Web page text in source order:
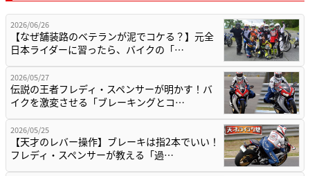
2026/06/26
【なぜ舗装路のベテランが泥でコケる？】元全
日本ライダーに習ったら、バイクの「…
2026/05/27
伝説の王者フレディ・スペンサーが明かす！バ
イクを激変させる「ブレーキングとコ…
2026/05/25
【天才のレバー操作】ブレーキは指2本でいい！
フレディ・スペンサーが教える「過…